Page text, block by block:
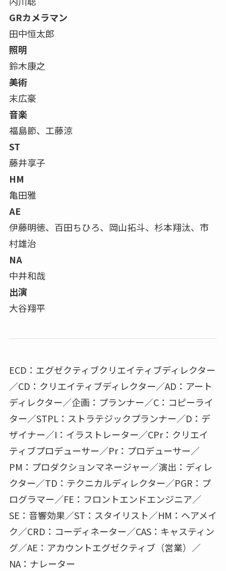
GRカメラマン
田中恒太郎
照明
鈴木康之
美術
末広豪
音楽
福島節、工藤涼
ST
藤井享子
HM
亀田雅
AE
伊藤明徳、百田ちひろ、岡山拓斗、杉本翔汰、市
村雄治
NA
中井和哉
出演
大谷翔平
ECD：エグゼクティブクリエイティブディレクター
／CD：クリエイティブディレクター／AD：アート
ディレクター／企画：プランナー／C：コピーライ
ター／STPL：ストラテジックプランナー／D：デ
ザイナー／I：イラストレーター／CPr：クリエイ
ティブプロデューサー／Pr：プロデューサー／
PM：プロダクションマネージャー／演出：ディレ
クター／TD：テクニカルディレクター／PGR：プ
ログラマー／FE：フロントエンドエンジニア／
SE：音響効果／ST：スタイリスト／HM：ヘアメイ
ク／CRD：コーディネーター／CAS：キャスティン
グ／AE：アカウントエグゼクティブ（営業）／
NA：ナレーター